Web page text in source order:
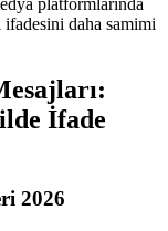
daha samimi
İfade
2026